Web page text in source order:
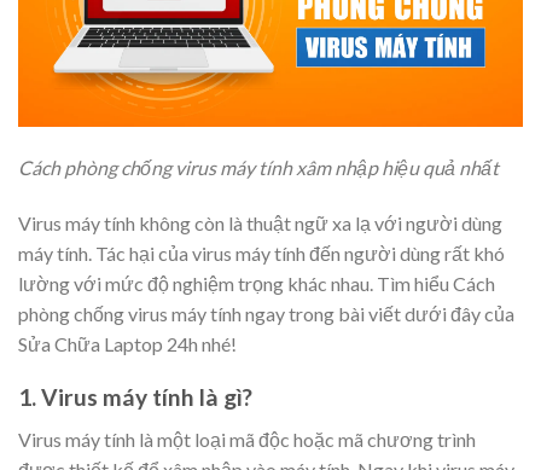
Cách phòng chống virus máy tính xâm nhập hiệu quả nhất
Virus máy tính không còn là thuật ngữ xa lạ với người dùng
máy tính. Tác hại của virus máy tính đến người dùng rất khó
lường với mức độ nghiệm trọng khác nhau. Tìm hiểu Cách
phòng chống virus máy tính ngay trong bài viết dưới đây của
Sửa Chữa Laptop 24h nhé!
1. Virus máy tính là gì?
Virus máy tính là một loại mã độc hoặc mã chương trình